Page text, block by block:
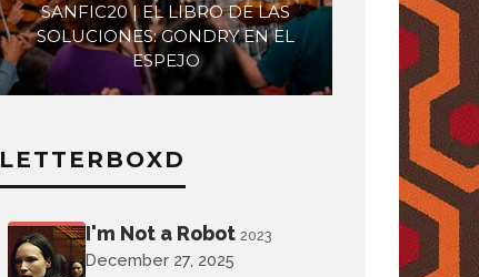
SANFIC20 | EL LIBRO DE LAS
SOLUCIONES: GONDRY EN EL
ESPEJO
LETTERBOXD
I'm Not a Robot 2023
December 27, 2025